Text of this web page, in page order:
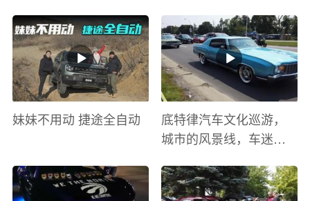
妹妹不用动 捷途全自动
底特律汽车文化巡游，
城市的风景线，车迷的